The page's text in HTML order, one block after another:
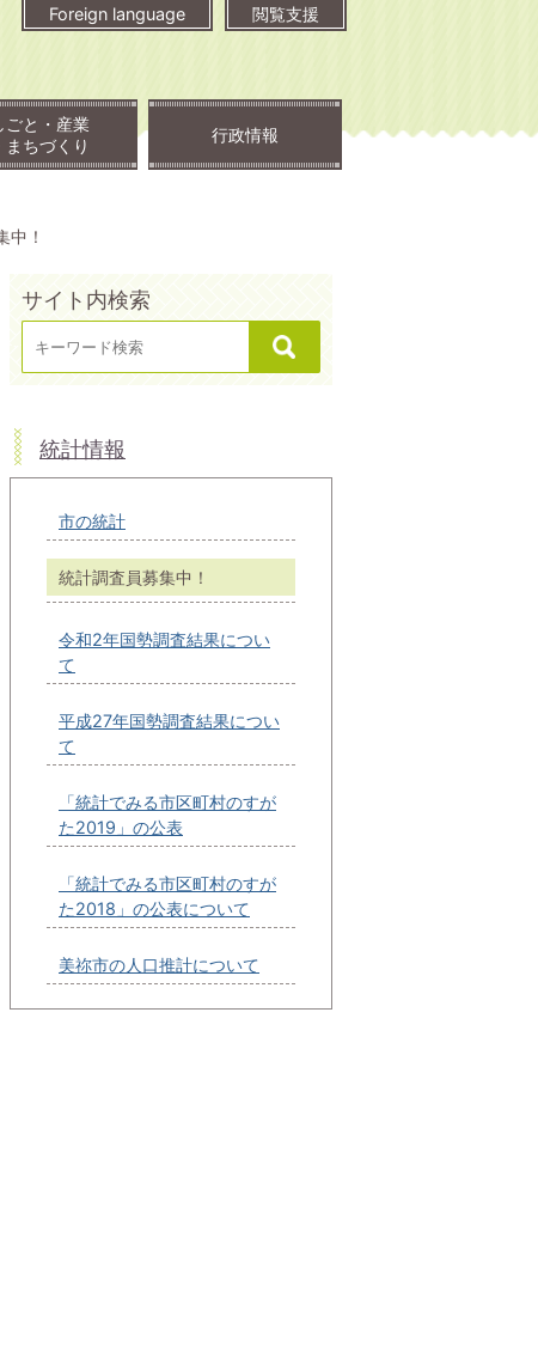
Foreign language 閲覧支援
ごと・産業
まちづくり
行政情報
中！
サイト内検索
統計情報
市の統計
統計調査員募集中！
令和2年国勢調査結果につい
て
平成27年国勢調査結果につい
て
「統計でみる市区町村のすが
た2019」の公表
「統計でみる市区町村のすが
た2018」の公表について
美祢市の人口推計について